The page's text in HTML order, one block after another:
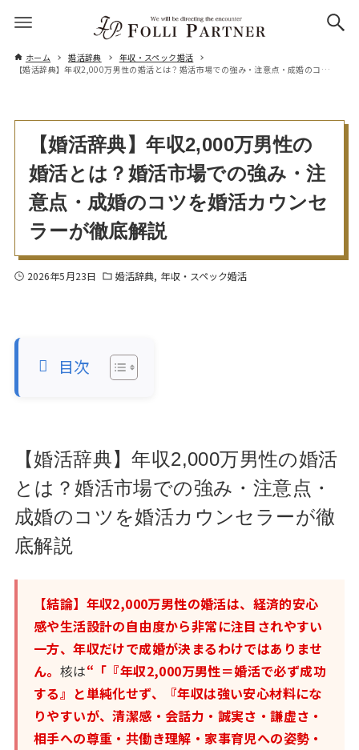
ホーム 婚活辞典
年収・スペック婚活
【婚活辞典】年収2,000万男性の婚活とは？婚活市場での強み・注意点・成婚のコツを婚活カウンセラーが徹底解説
【婚活辞典】年収2,000万男性の
婚活とは？婚活市場での強み・注
意点・成婚のコツを婚活カウンセ
ラーが徹底解説
2026年5月23日 婚活辞典 年収・スペック婚活
目次
【婚活辞典】年収2,000万男性の婚活
とは？婚活市場での強み・注意点・
成婚のコツを婚活カウンセラーが徹
底解説
【結論】年収2,000万男性の婚活は、経済的安心
感や生活設計の自由度から非常に注目されやすい
一方、年収だけで成婚が決まるわけではありませ
ん。 核は“「『年収2,000万男性＝婚活で必ず成功
する』と単純化せず、『年収は強い安心材料にな
りやすいが、清潔感・会話力・誠実さ・謙虚さ・
相手への尊重・共働き理解・家事育児への姿勢・